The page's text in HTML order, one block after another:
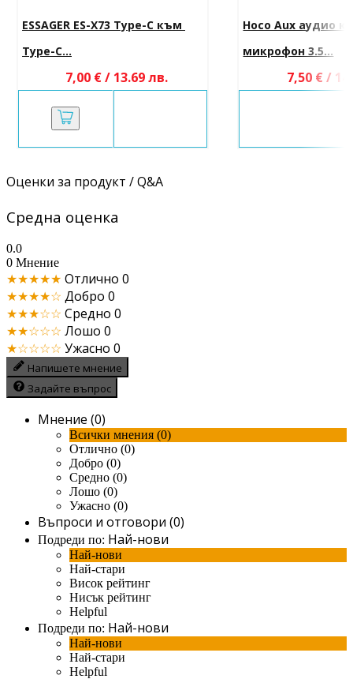
ESSAGER ES-X73 Type-C към
Type-C...
7,00 € / 13.69 лв.
Hoco Aux аудио
микрофон 3.5...
7,50 € /
Оценки за продукт / Q&A
Средна оценка
0.0
0 Мнение
★★★★★ Отлично 0
★★★★☆ Добро 0
★★★☆☆ Средно 0
★★☆☆☆ Лошо 0
★☆☆☆☆ Ужасно 0
Напишете мнение
Задайте въпрос
Мнение (0)
Всички мнения (0)
Отлично (0)
Добро (0)
Средно (0)
Лошо (0)
Ужасно (0)
Въпроси и отговори (0)
Подреди по: Най-нови
Най-нови
Най-стари
Висок рейтинг
Нисък рейтинг
Helpful
Подреди по: Най-нови
Най-нови
Най-стари
Helpful